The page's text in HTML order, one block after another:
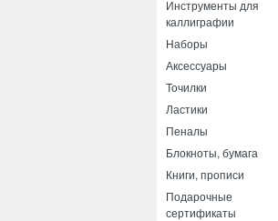
Инструменты для
каллиграфии
Наборы
Аксессуары
Точилки
Ластики
Пеналы
Блокноты, бумага
Книги, прописи
Подарочные
сертификаты